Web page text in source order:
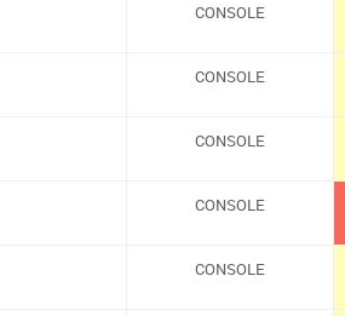
CONSOLE
CONSOLE
CONSOLE
CONSOLE
CONSOLE